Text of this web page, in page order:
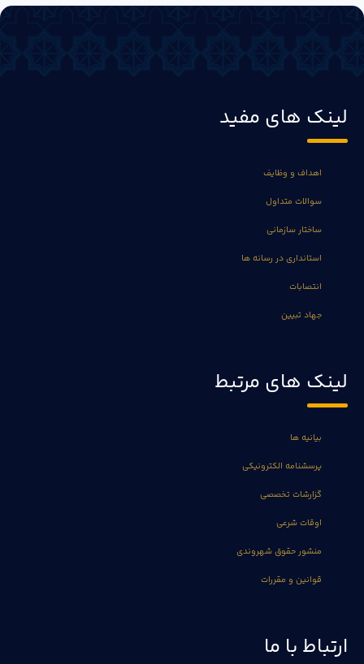
لینک های مفید
اهداف و وظایف
سوالات متداول
ساختار سازمانی
استانداری در رسانه ها
انتصابات
جهاد تبیین
لینک های مرتبط
بیانیه ها
پرسشنامه الکترونیکی
گزارشات تخصصی
اوقات شرعی
منشور حقوق شهروندی
قوانین و مقررات
ارتباط با ما